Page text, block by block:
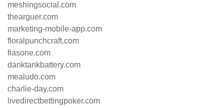
meshingsocial.com
thearguer.com
marketing-mobile-app.com
floralpunchcraft.com
fiasone.com
danktankbattery.com
mealudo.com
charlie-day.com
livedirectbettingpoker.com